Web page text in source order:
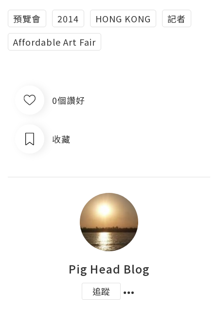
預覽會 2014 HONG KONG
記者
Affordable Art Fair
0個讚好
收藏
Pig Head Blog
追蹤